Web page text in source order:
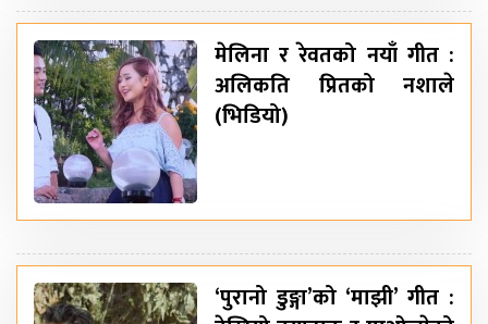
मेलिना र रेवतको नयाँ गीत :
अलिकति प्रितको नशाले
(भिडियो)
‘पुरानो डुङ्गा’को ‘माझी’ गीत :